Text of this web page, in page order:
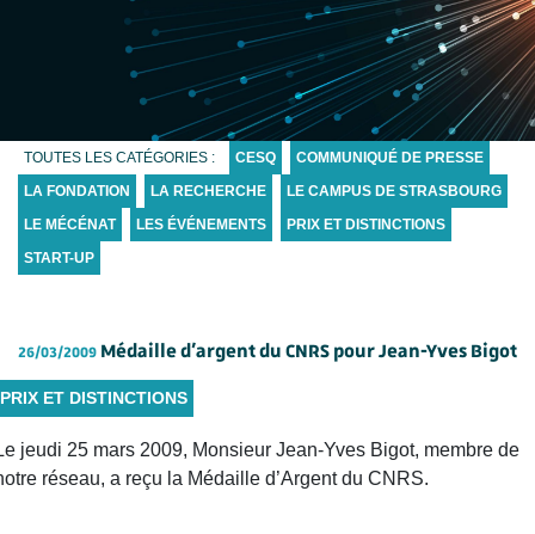
TOUTES LES CATÉGORIES : CESQ
COMMUNIQUÉ DE PRESSE
LA FONDATION
LA RECHERCHE
LE CAMPUS DE STRASBOURG
LE MÉCÉNAT
LES ÉVÉNEMENTS
PRIX ET DISTINCTIONS
START-UP
26/03/2009 Médaille d’argent du CNRS pour Jean-Yves Bigot
PRIX ET DISTINCTIONS
jeudi 25 mars 2009, Monsieur Jean-Yves Bigot, membre de
réseau, a reçu la Médaille d’Argent du CNRS.